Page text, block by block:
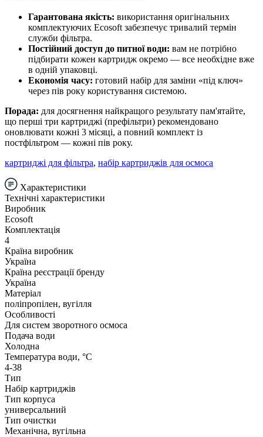
Гарантована якість: використання оригінальних
комплектуючих Ecosoft забезпечує тривалий термін
служби фільтра.
Постійний доступ до питної води: вам не потрібно
підбирати кожен картридж окремо — все необхідне вже
в одній упаковці.
Економія часу: готовий набір для заміни «під ключ»
через пів року користування системою.
Порада: для досягнення найкращого результату пам'ятайте,
що перші три картриджі (префільтри) рекомендовано
оновлювати кожні 3 місяці, а повний комплект із
постфільтром — кожні пів року.
картриджі для фільтра, набір картриджів для осмоса
Характеристики
Технічні характеристики
Виробник
Ecosoft
Комплектація
4
Країна виробник
Україна
Країна реєстрації бренду
Україна
Матеріал
поліпропілен, вугілля
Особливості
Для систем зворотного осмоса
Подача води
Холодна
Температура води, °С
4-38
Тип
Набір картриджів
Тип корпуса
универсальний
Тип очистки
Механічна, вугільна